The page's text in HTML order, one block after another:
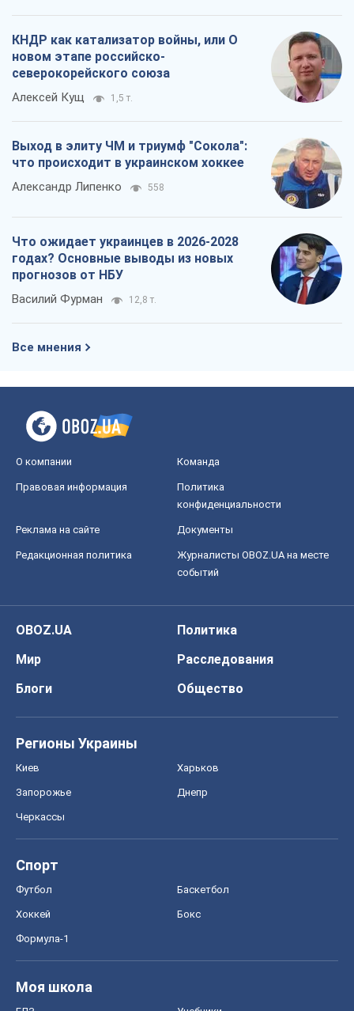
КНДР как катализатор войны, или О
новом этапе российско-
северокорейского союза
Алексей Кущ 1,5 т.
Выход в элиту ЧМ и триумф "Сокола":
что происходит в украинском хоккее
Александр Липенко 558
Что ожидает украинцев в 2026-2028
годах? Основные выводы из новых
прогнозов от НБУ
Василий Фурман 12,8 т.
Все мнения
О компании Команда
Правовая информация
Политика
конфиденциальности
Реклама на сайте Документы
Редакционная политика
Журналисты OBOZ.UA на месте
событий
OBOZ.UA
Политика
Мир
Расследования
Блоги
Общество
Регионы Украины
Киев Харьков
Запорожье Днепр
Черкассы
Спорт
Футбол Баскетбол
Хоккей Бокс
Формула-1
Моя школа